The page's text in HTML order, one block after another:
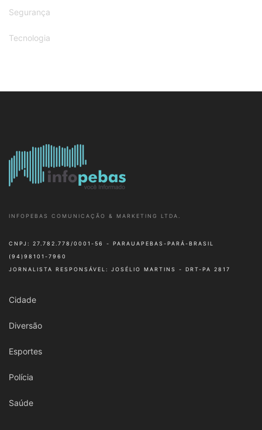
Segurança
Tecnologia
INFOPEBAS COMUNICAÇÃO & MARKETING LTDA.
CNPJ: 27.782.778/0001-56 - PARAUAPEBAS-PARÁ-BRASIL
(94)98101-7960
JORNALISTA RESPONSÁVEL: JOSÉLIO MARTINS - DRT-PA 2817
Cidade
Diversão
Esportes
Polícia
Saúde